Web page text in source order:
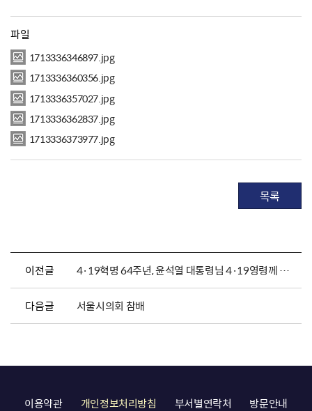
파일
1713336346897.jpg
1713336360356.jpg
1713336357027.jpg
1713336362837.jpg
1713336373977.jpg
목록
이전글 4·19혁명 64주년, 윤석열 대통령님 4·19영령께 참배
다음글 서울시의회 참배
이용약관 개인정보처리방침 부서별연락처 방문안내